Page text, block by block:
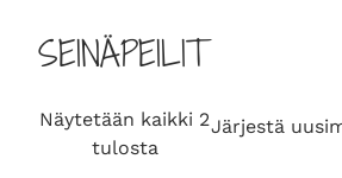
SEINÄPEILIT
Näytetään kaikki 2
tulostaS